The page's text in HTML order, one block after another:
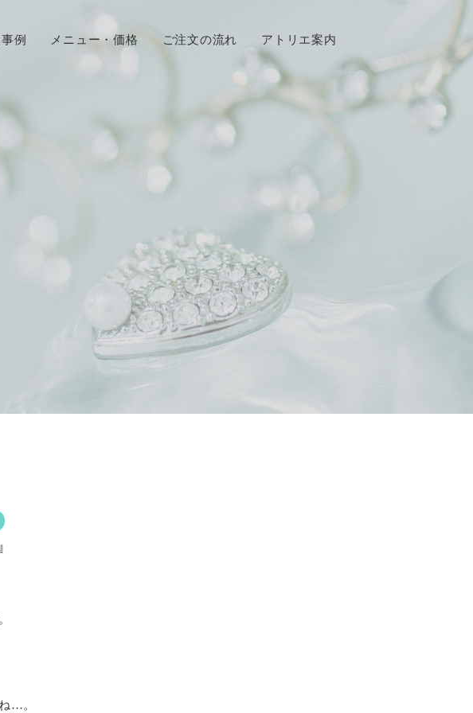
例 メニュー・価格 ご注文の流れ アトリエ案内
…。